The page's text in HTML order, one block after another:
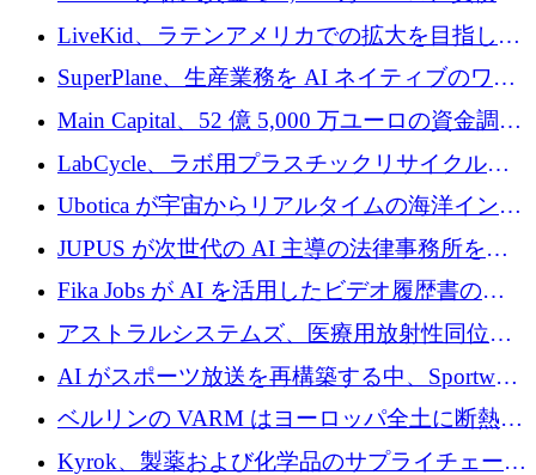
3,000 万ユーロを調達
LiveKid、ラテンアメリカでの拡大を目指して
Aldea を買収
SuperPlane、生産業務を AI ネイティブのワー
クフロー層に変えるために 260 万ドルを確保
Main Capital、52 億 5,000 万ユーロの資金調達
でエンタープライズ ソフトウェアの開発を倍
LabCycle、ラボ用プラスチックリサイクルシ
ステムを商業化し、焼却廃棄物を削減するた
めに43万ポンドを確保
Ubotica が宇宙からリアルタイムの海洋インテ
リジェンスを拡張するために 1,100 万ドルを
JUPUS が次世代の AI 主導の法律事務所を強
化するために 1,300 万ユーロを調達
Fika Jobs が AI を活用したビデオ履歴書のた
めに 400 万ドルを調達
アストラルシステムズ、医療用放射性同位元
素の世界的な不足に対処するために2,300万ポ
ンドを調達
AI がスポーツ放送を再構築する中、Sportway
が 2,000 万ユーロを調達
ベルリンの VARM はヨーロッパ全土に断熱材
を拡張するために 1,750 万ユーロを投資
Kyrok、製薬および化学品のサプライチェーン